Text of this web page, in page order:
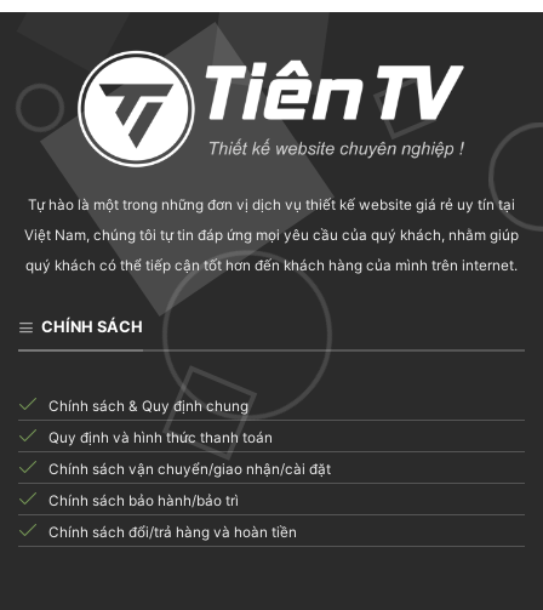
Tự hào là một trong những đơn vị dịch vụ thiết kế website giá rẻ uy tín tại
Việt Nam, chúng tôi tự tin đáp ứng mọi yêu cầu của quý khách, nhằm giúp
quý khách có thể tiếp cận tốt hơn đến khách hàng của mình trên internet.
CHÍNH SÁCH
Chính sách & Quy định chung
Quy định và hình thức thanh toán
Chính sách vận chuyển/giao nhận/cài đặt
Chính sách bảo hành/bảo trì
Chính sách đổi/trả hàng và hoàn tiền